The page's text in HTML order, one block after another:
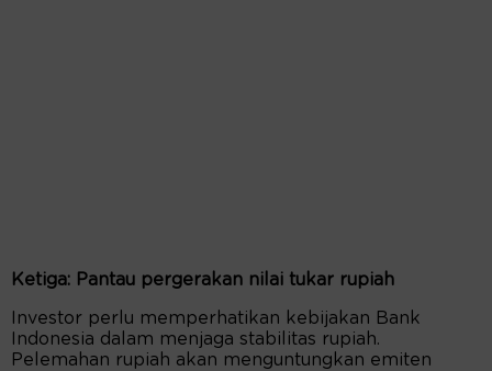
Ketiga: Pantau pergerakan nilai tukar rupiah
Investor perlu memperhatikan kebijakan Bank
Indonesia dalam menjaga stabilitas rupiah.
Pelemahan rupiah akan menguntungkan emiten